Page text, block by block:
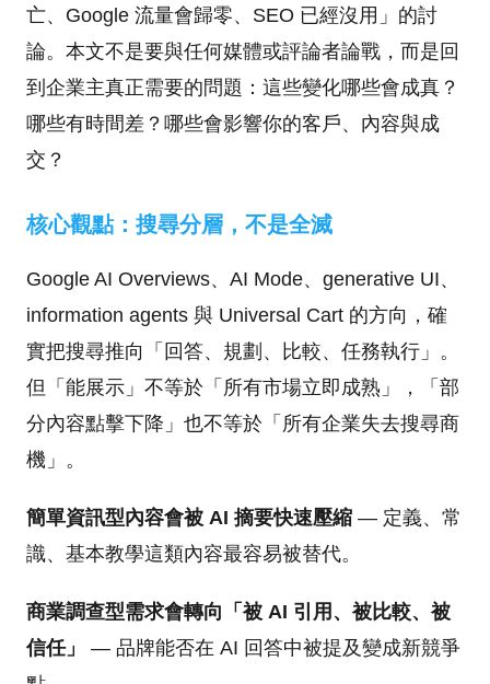
亡、Google 流量會歸零、SEO 已經沒用」的討
論。本文不是要與任何媒體或評論者論戰，而是回
到企業主真正需要的問題：這些變化哪些會成真？
哪些有時間差？哪些會影響你的客戶、內容與成
交？
核心觀點：搜尋分層，不是全滅
Google AI Overviews、AI Mode、generative UI、
information agents 與 Universal Cart 的方向，確
實把搜尋推向「回答、規劃、比較、任務執行」。
但「能展示」不等於「所有市場立即成熟」，「部
分內容點擊下降」也不等於「所有企業失去搜尋商
機」。
簡單資訊型內容會被 AI 摘要快速壓縮 — 定義、常
識、基本教學這類內容最容易被替代。
商業調查型需求會轉向「被 AI 引用、被比較、被
信任」
— 品牌能否在 AI 回答中被提及變成新競爭